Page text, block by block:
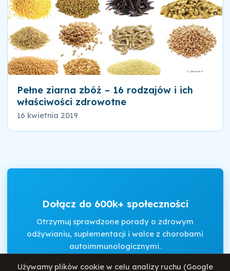
Pełne ziarna zbóż – 16 rodzajów i ich
właściwości zdrowotne
16 kwietnia 2019
Dołącz do 600k+ społeczności
Otrzymuj sprawdzone porady o zdrowym
odżywianiu, suplementacji i walce z chorobami
autoimmunologicznymi.
Używamy plików cookie w celu analizy ruchu (Google